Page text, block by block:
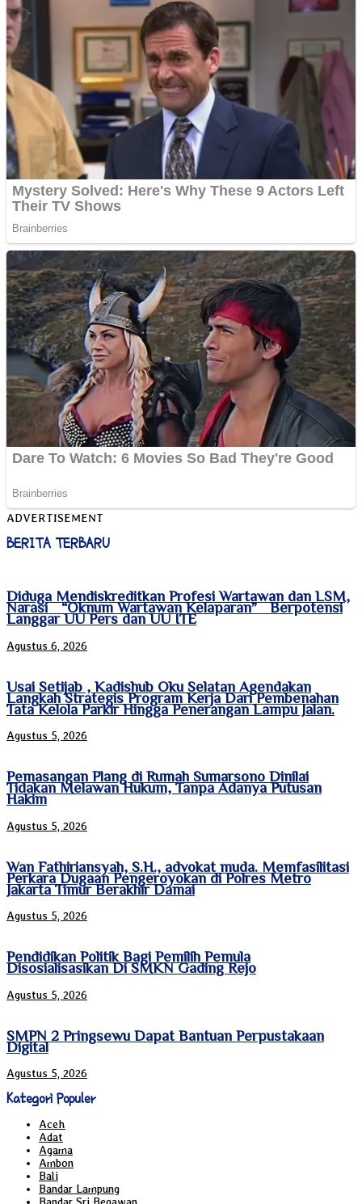
ADVERTISEMENT
BERITA TERBARU
Diduga Mendiskreditkan Profesi Wartawan dan LSM,
Narasi “Oknum Wartawan Kelaparan” Berpotensi
Langgar UU Pers dan UU ITE
Agustus 6, 2026
Usai Setijab , Kadishub Oku Selatan Agendakan
Langkah Strategis Program Kerja Dari Pembenahan
Tata Kelola Parkir Hingga Penerangan Lampu Jalan.
Agustus 5, 2026
Pemasangan Plang di Rumah Sumarsono Dinilai
Tidakan Melawan Hukum, Tanpa Adanya Putusan
Hakim
Agustus 5, 2026
Wan Fathiriansyah, S.H., advokat muda. Memfasilitasi
Perkara Dugaan Pengeroyokan di Polres Metro
Jakarta Timur Berakhir Damai
Agustus 5, 2026
Pendidikan Politik Bagi Pemilih Pemula
Disosialisasikan Di SMKN Gading Rejo
Agustus 5, 2026
SMPN 2 Pringsewu Dapat Bantuan Perpustakaan
Digital
Agustus 5, 2026
Kategori Populer
Aceh
Adat
Agama
Ambon
Bali
Bandar Lampung
Bandar Sri Begawan